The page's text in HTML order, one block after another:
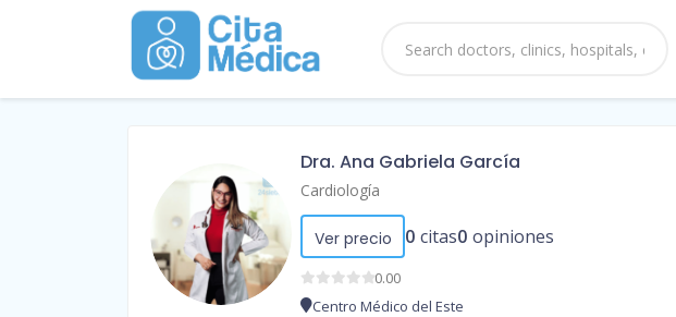
Dra. Ana Gabriela García
Cardiología
Ver precio 0 citas0 opiniones
0.00
Centro Médico del Este